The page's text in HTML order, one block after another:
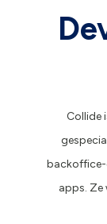
Collide
backoffice-
apps. Ze